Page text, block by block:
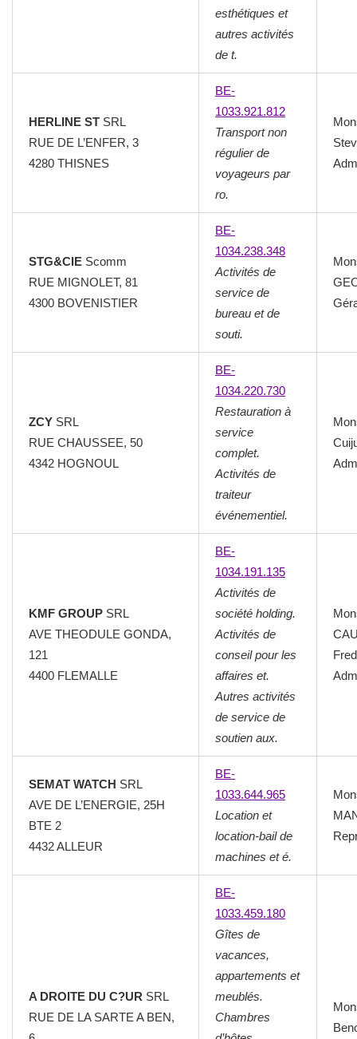
esthétiques et
autres activités
de t.
HERLINE ST SRL
RUE DE L’ENFER, 3
4280 THISNES
BE-
1033.921.812
Transport non
régulier de
voyageurs par
ro.
STG&CIE Scomm
RUE MIGNOLET, 81
4300 BOVENISTIER
BE-
1034.238.348
Activités de
service de
bureau et de
souti.
ZCY SRL
RUE CHAUSSEE, 50
4342 HOGNOUL
BE-
1034.220.730
Restauration à
service
complet.
Activités de
traiteur
événementiel.
KMF GROUP SRL
AVE THEODULE GONDA,
121
4400 FLEMALLE
BE-
1034.191.135
Activités de
société holding.
Activités de
conseil pour les
affaires et.
Autres activités
de service de
soutien aux.
SEMAT WATCH SRL
AVE DE L’ENERGIE, 25H
BTE 2
4432 ALLEUR
BE-
1033.644.965
Location et
location-bail de
machines et é.
A DROITE DU C?UR SRL
RUE DE LA SARTE A BEN,
BE-
1033.459.180
Gîtes de
vacances,
appartements et
meublés.
Chambres